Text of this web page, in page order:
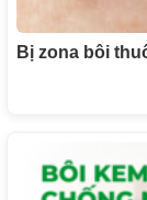
Bị zona bôi